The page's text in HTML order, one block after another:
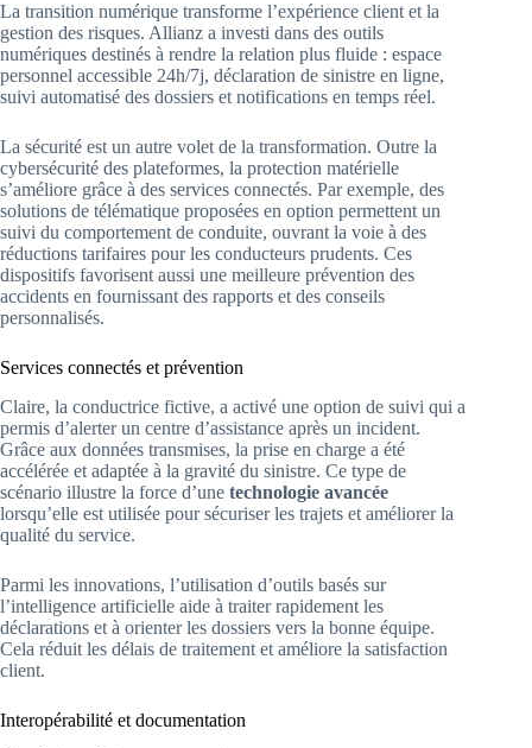
La transition numérique transforme l’expérience client et la
gestion des risques. Allianz a investi dans des outils
numériques destinés à rendre la relation plus fluide : espace
personnel accessible 24h/7j, déclaration de sinistre en ligne,
suivi automatisé des dossiers et notifications en temps réel.
La sécurité est un autre volet de la transformation. Outre la
cybersécurité des plateformes, la protection matérielle
s’améliore grâce à des services connectés. Par exemple, des
solutions de télématique proposées en option permettent un
suivi du comportement de conduite, ouvrant la voie à des
réductions tarifaires pour les conducteurs prudents. Ces
dispositifs favorisent aussi une meilleure prévention des
accidents en fournissant des rapports et des conseils
personnalisés.
Services connectés et prévention
Claire, la conductrice fictive, a activé une option de suivi qui a
permis d’alerter un centre d’assistance après un incident.
Grâce aux données transmises, la prise en charge a été
accélérée et adaptée à la gravité du sinistre. Ce type de
scénario illustre la force d’une technologie avancée
lorsqu’elle est utilisée pour sécuriser les trajets et améliorer la
qualité du service.
Parmi les innovations, l’utilisation d’outils basés sur
l’intelligence artificielle aide à traiter rapidement les
déclarations et à orienter les dossiers vers la bonne équipe.
Cela réduit les délais de traitement et améliore la satisfaction
client.
Interopérabilité et documentation